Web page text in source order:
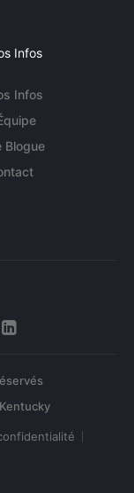
Infos
Infos
Blogue